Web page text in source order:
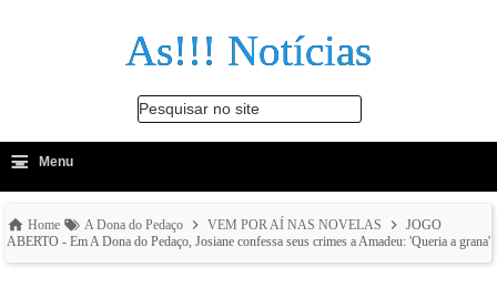
As!!! Notícias
Pesquisar no site
-
≡ Menu
Home A Dona do Pedaço VEM POR AÍ NAS NOVELAS
JOGO
ABERTO - Em A Dona do Pedaço, Josiane confessa seus crimes a Amadeu: 'Queria a grana'